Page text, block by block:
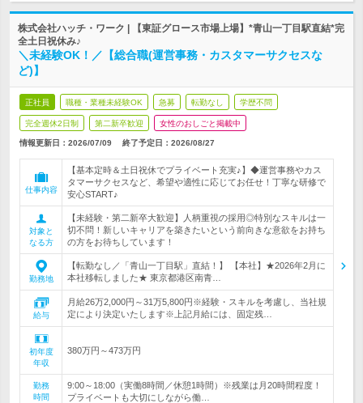
株式会社ハッチ・ワーク | 【東証グロース市場上場】*青山一丁目駅直結*完
全土日祝休み♪
＼未経験OK！／【総合職(運営事務・カスタマーサクセスな
ど)】
正社員 職種・業種未経験OK 急募 転勤なし 学歴不問
完全週休2日制 第二新卒歓迎 女性のおしごと掲載中
情報更新日：2026/07/09 終了予定日： 2026/08/27
仕事内容
【基本定時＆土日祝休でプライベート充実♪】◆運営事務やカス
タマーサクセスなど、希望や適性に応じてお任せ！丁寧な研修で
安心START♪
対象と
なる方
【未経験・第二新卒大歓迎】人柄重視の採用◎特別なスキルは一
切不問！新しいキャリアを築きたいという前向きな意欲をお持ち
の方をお待ちしています！
勤務地
【転勤なし／「青山一丁目駅」直結！】 【本社】★2026年2月に
本社移転しました★ 東京都港区南青…
給与
月給26万2,000円～31万5,800円※経験・スキルを考慮し、当社規
定により決定いたします※上記月給には、固定残…
初年度
年収
380万円～473万円
勤務
時間
9:00～18:00（実働8時間／休憩1時間）※残業は月20時間程度！
プライベートも大切にしながら働…